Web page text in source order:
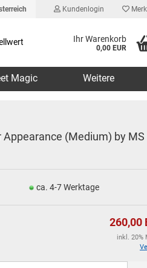
Kundenlogin
Ihr Warenkorb
0,00 EUR
Magic Weitere
Appearance (Medium) by MS
ca. 4-7 Werktage
260,00
inkl. 20%